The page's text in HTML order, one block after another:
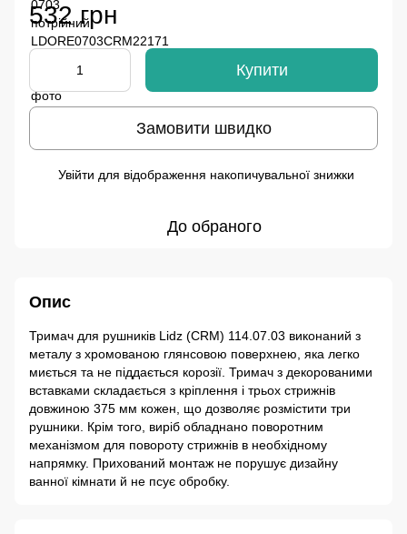
532 грн
Купити
Замовити швидко
Увійти для відображення накопичувальної знижки
До обраного
Опис
Тримач для рушників Lidz (CRM) 114.07.03 виконаний з
металу з хромованою глянсовою поверхнею, яка легко
миється та не піддається корозії. Тримач з декорованими
вставками складається з кріплення і трьох стрижнів
довжиною 375 мм кожен, що дозволяє розмістити три
рушники. Крім того, виріб обладнано поворотним
механізмом для повороту стрижнів в необхідному
напрямку. Прихований монтаж не порушує дизайну
ванної кімнати й не псує обробку.